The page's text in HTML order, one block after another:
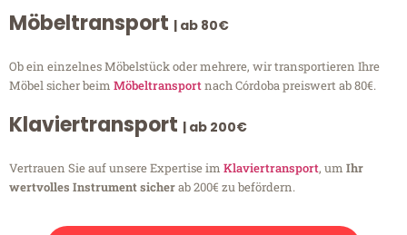
Möbeltransport | ab 80€
Ob ein einzelnes Möbelstück oder mehrere, wir transportieren Ihre
Möbel sicher beim Möbeltransportnach Córdoba preiswert ab 80€.
Klaviertransport | ab 200€
Vertrauen Sie auf unsere Expertise im Klaviertransport, um Ihr
wertvolles Instrument sicherab 200€ zu befördern.